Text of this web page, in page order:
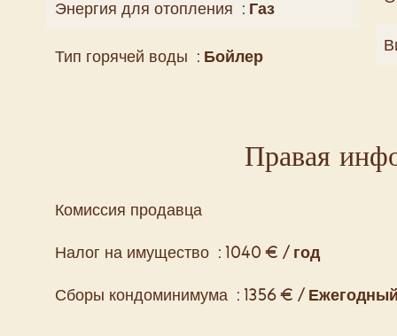
Энергия для отопления Газ
Тип горячей воды Бойлер
Правая
Комиссия продавца
Налог на имущество
1040 € / год
Сборы кондоминимума
1356 € /